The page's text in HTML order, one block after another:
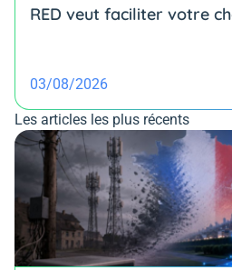
RED veut faciliter votre
03/08/2026
Les articles les plus récents